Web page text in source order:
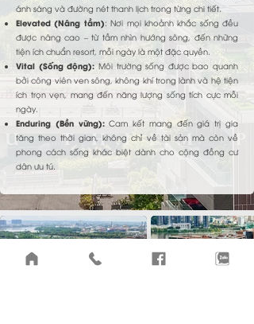
ánh sáng và đường nét thanh lịch trong từng chi tiết.
Elevated (Nâng tầm): Nơi mọi khoảnh khắc sống đều
được nâng cao – từ tầm nhìn hướng sông, đến những
tiện ích chuẩn resort, mỗi ngày là một đặc quyền.
Vital (Sống động): Môi trường sống được bao quanh
bởi công viên ven sông, không khí trong lành và hệ tiện
ích trọn vẹn, mang đến năng lượng sống tích cực mỗi
ngày.
Enduring (Bền vững):Cam kết mang đến giá trị gia
tăng theo thời gian, không chỉ về tài sản mà còn về
phong cách sống khác biệt dành cho cộng đồng cư
dân ưu tú.